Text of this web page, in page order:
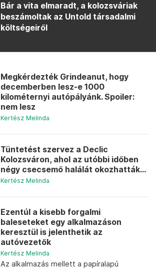
Bár a vita elmaradt, a kolozsváriak
beszámoltak az Untold társadalmi
költségeiről
Megkérdezték Grindeanut, hogy
decemberben lesz-e 1000
kilométernyi autópályánk. Spoiler:
nem lesz
Kertész Melinda
Tüntetést szervez a Declic
Kolozsváron, ahol az utóbbi időben
négy csecsemő halálát okozhatták...
Kertész Melinda
Ezentúl a kisebb forgalmi
baleseteket egy alkalmazáson
keresztül is jelenthetik az
autóvezetők
Kertész Melinda
Az alkalmazás mellett a papíralapú